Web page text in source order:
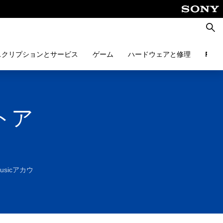
検
索
リプションとサービス ゲーム ハードウェアと修理
ア
アカウ